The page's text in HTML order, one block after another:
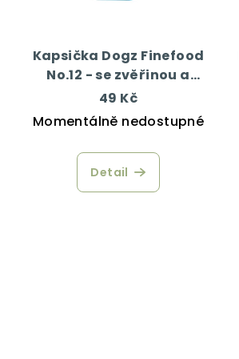
Kapsička Dogz Finefood
No.12 - se zvěřinou a
sledím masem 100 g
49 Kč
Momentálně nedostupné
Detail